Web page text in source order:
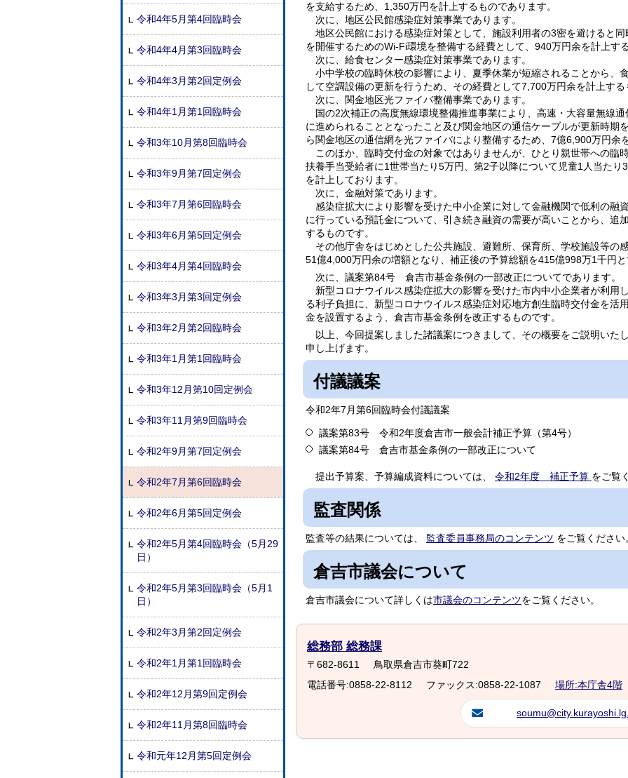
令和4年5月第4回臨時会
令和4年4月第3回臨時会
令和4年3月第2回定例会
令和4年1月第1回臨時会
令和3年10月第8回臨時会
令和3年9月第7回定例会
令和3年7月第6回臨時会
令和3年6月第5回定例会
令和3年4月第4回臨時会
令和3年3月第3回定例会
令和3年2月第2回臨時会
令和3年1月第1回臨時会
令和3年12月第10回定例会
令和3年11月第9回臨時会
令和2年9月第7回定例会
令和2年7月第6回臨時会
令和2年6月第5回定例会
令和2年5月第4回臨時会（5月29
日）
令和2年5月第3回臨時会（5月1
日）
令和2年3月第2回定例会
令和2年1月第1回臨時会
令和2年12月第9回定例会
令和2年11月第8回臨時会
令和元年12月第5回定例会
を支給するため、1,350万円を計上するものであります。
次に、地区公民館感染症対策事業であります。
地区公民館における感染症対策として、施設利用者の3密を避けると
を開催するためのWi-Fi環境を整備する経費として、940万円余を計上す
次に、給食センター感染症対策事業であります。
小中学校の臨時休校の影響により、夏季休業が短縮されることから、
して空調設備の更新を行うため、その経費として7,700万円余を計上す
次に、関金地区光ファイバ整備事業であります。
国の2次補正の高度無線環境整備推進事業により、高速・大容量無線
に進められることとなったこと及び関金地区の通信ケーブルが更新時期
ら関金地区の通信網を光ファイバにより整備するため、7億6,900万円余
このほか、臨時交付金の対象ではありませんが、ひとり親世帯への臨
扶養手当受給者に1世帯当たり5万円、第2子以降について児童1人当た
を計上しております。
次に、金融対策であります。
感染症拡大により影響を受けた中小企業に対して金融機関で低利の融
に行っている預託金について、引き続き融資の需要が高いことから、追
するものです。
その他庁舎をはじめとした公共施設、避難所、保育所、学校施設等の
51億4,000万円余の増額となり、補正後の予算総額を415億998万1千円
次に、議案第84号 倉吉市基金条例の一部改正についてであります。
新型コロナウイルス感染症拡大の影響を受けた市内中小企業者が利用
る利子負担に、新型コロナウイルス感染症対応地方創生臨時交付金を活
金を設置するよう、倉吉市基金条例を改正するものです。
以上、今回提案しました諸議案につきまして、その概要をご説明いた
申し上げます。
付議議案
令和2年7月第6回臨時会付議議案
議案第83号 令和2年度倉吉市一般会計補正予算（第4号）
議案第84号 倉吉市基金条例の一部改正について
提出予算案、予算編成資料については、 令和2年度 補正予算 をご覧
監査関係
監査等の結果については、 監査委員事務局のコンテンツ をご覧ください
倉吉市議会について
倉吉市議会について詳しくは市議会のコンテンツをご覧ください。
総務部 総務課
〒682-8611
鳥取県倉吉市葵町722
電話番号:0858-22-8112
ファックス:0858-22-1087 場所:本庁舎4階